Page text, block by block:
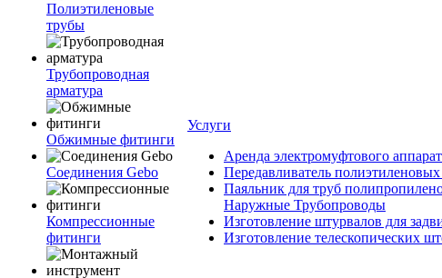
Полиэтиленовые
трубы
Трубопроводная
арматура
Обжимные фитинги
Соединения Gebo
Компрессионные
фитинги
Услуги
Аренда электромуфтового
Передавливатель
Паяльник для труб
Наружные Трубопроводы
Изготовление штурвалов для
Изготовление телескопических